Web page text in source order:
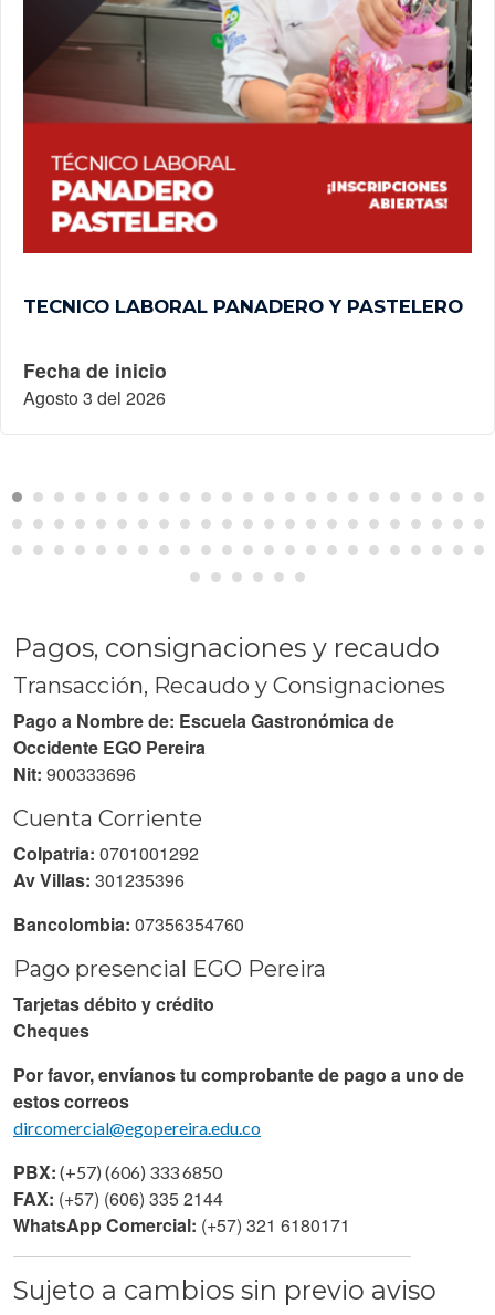
TECNICO LABORAL PANADERO Y PASTELERO
Fecha de inicio
Agosto 3 del 2026
Pagos, consignaciones y recaudo
Transacción, Recaudo y Consignaciones
Pago a Nombre de: Escuela Gastronómica de
Occidente EGO Pereira
Nit: 900333696
Cuenta Corriente
Colpatria: 0701001292
Av Villas: 301235396
Bancolombia: 07356354760
Pago presencial EGO Pereira
Tarjetas débito y crédito
Cheques
Por favor, envíanos tu comprobante de pago a uno de
estos correos
dircomercial@egopereira.edu.co
PBX: (+57) (606) 333 6850
FAX: (+57) (606) 335 2144
WhatsApp Comercial: (+57) 321 6180171
Sujeto a cambios sin previo aviso